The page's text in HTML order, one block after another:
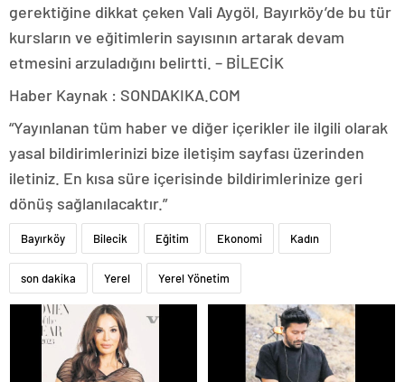
gerektiğine dikkat çeken Vali Aygöl, Bayırköy’de bu tür
kursların ve eğitimlerin sayısının artarak devam
etmesini arzuladığını belirtti. – BİLECİK
Haber Kaynak : SONDAKIKA.COM
“Yayınlanan tüm haber ve diğer içerikler ile ilgili olarak
yasal bildirimlerinizi bize iletişim sayfası üzerinden
iletiniz. En kısa süre içerisinde bildirimlerinize geri
dönüş sağlanılacaktır.”
Bayırköy Bilecik Eğitim Ekonomi Kadın
son dakika Yerel Yerel Yönetim